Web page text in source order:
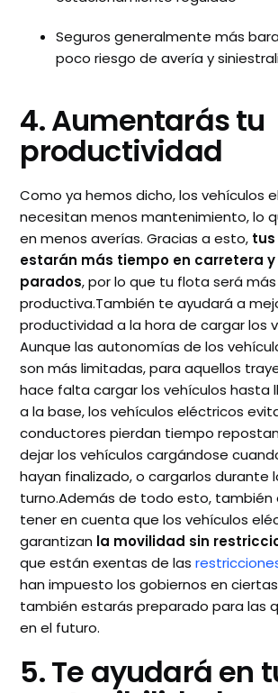
Seguros generalmente más
poco riesgo de avería y
4. Aumentarás tu
productividad
Como ya hemos dicho, los vehículos
necesitan menos mantenimiento, lo
en menos averías. Gracias a esto,
estarán más tiempo en carretera y
parados, por lo que tu flota será más
productiva.También te ayudará a
productividad a la hora de cargar los
Aunque las autonomías de los
son más limitadas, para aquellos
hace falta cargar los vehículos hasta
a la base, los vehículos eléctricos
conductores pierdan tiempo
dejar los vehículos cargándose
hayan finalizado, o cargarlos durante
turno.Además de todo esto,
tener en cuenta que los vehículos
garantizan la movilidad sin
que están exentas de las
han impuesto los gobiernos en
también estarás preparado para las
en el futuro.
5. Te ayudará en